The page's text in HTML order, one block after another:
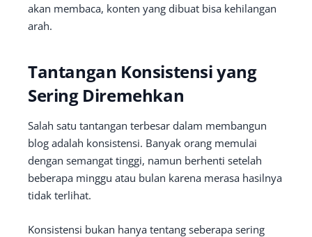
akan membaca, konten yang dibuat bisa kehilangan
arah.
Tantangan Konsistensi yang
Sering Diremehkan
Salah satu tantangan terbesar dalam membangun
blog adalah konsistensi. Banyak orang memulai
dengan semangat tinggi, namun berhenti setelah
beberapa minggu atau bulan karena merasa hasilnya
tidak terlihat.
Konsistensi bukan hanya tentang seberapa sering